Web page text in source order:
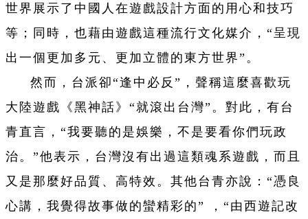
世界展示了中國人在遊戲設計方面的用心和技巧
等；同時，也藉由遊戲這種流行文化媒介，“呈現
出一個更加多元、更加立體的東方世界”。
然而，台派卻“逢中必反”，聲稱這麼喜歡玩
大陸遊戲《黑神話》“就滾出台灣”。對此，有台
青直言，“我要聽的是娛樂，不是要看你們玩政
治。”他表示，台灣沒有出過這類魂系遊戲，而且
又是那麼好品質、高特效。其他台青亦說：“憑良
心講，我覺得故事做的蠻精彩的” ，“由西遊記改